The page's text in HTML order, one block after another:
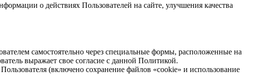
о действиях Пользователей на сайте, улучшения качества
самостоятельно через специальные формы, расположенные на
выражает свое согласие с данной Политикой.
(включено сохранение файлов «cookie» и использование